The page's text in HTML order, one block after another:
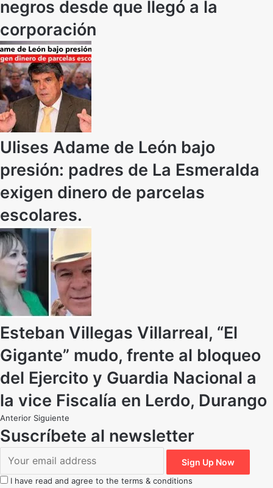
negros desde que llegó a la
corporación
Ulises Adame de León bajo
presión: padres de La Esmeralda
exigen dinero de parcelas
escolares.
Esteban Villegas Villarreal, “El
Gigante” mudo, frente al bloqueo
del Ejercito y Guardia Nacional a
la vice Fiscalía en Lerdo, Durango
Anterior Siguiente
Suscríbete al newsletter
I have read and agree to the terms & conditions